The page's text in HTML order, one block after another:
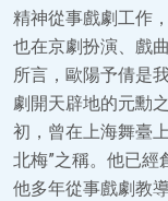
精神從事戲劇工作
也在京劇扮演、戲
所言，歐陽予倩是
劇開天辟地的元勳
初，曾在上海舞臺
北梅”之稱。他已經
他多年從事戲劇教